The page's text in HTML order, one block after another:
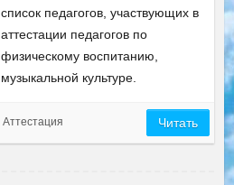
список педагогов, участвующих в
аттестации педагогов по
физическому воспитанию,
музыкальной культуре.
Аттестация Читать